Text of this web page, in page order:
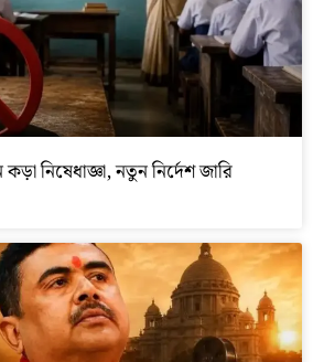
নিষেধাজ্ঞা, নতুন নির্দেশ জারি